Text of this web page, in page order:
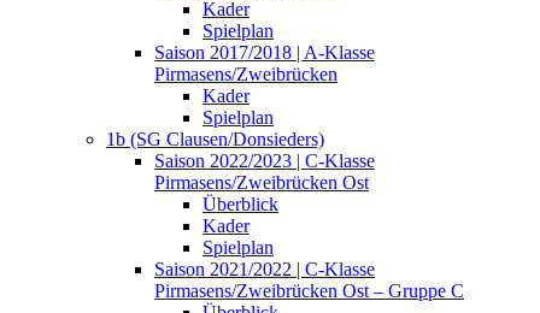
Kader
Spielplan
Saison 2017/2018 | A-Klasse
Pirmasens/Zweibrücken
Kader
Spielplan
1b (SG Clausen/Donsieders)
Saison 2022/2023 | C-Klasse
Pirmasens/Zweibrücken Ost
Überblick
Kader
Spielplan
Saison 2021/2022 | C-Klasse
Pirmasens/Zweibrücken Ost – Gruppe C